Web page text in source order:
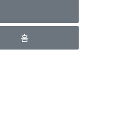
홈